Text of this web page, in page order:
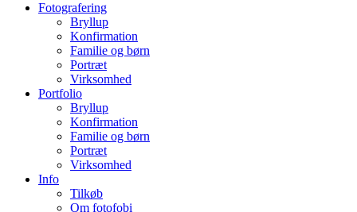
Fotografering
Bryllup
Konfirmation
Familie og børn
Portræt
Virksomhed
Portfolio
Bryllup
Konfirmation
Familie og børn
Portræt
Virksomhed
Info
Tilkøb
Om fotofobi